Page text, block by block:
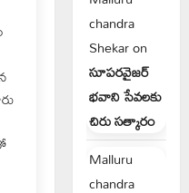
chandra
Shekaron
సూపరవైజర్
భవాని సేవలకు
చిరు సత్కారం
Malluru
chandra